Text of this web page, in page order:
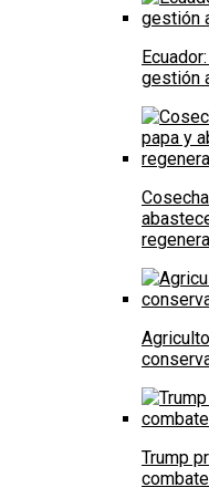
gestión
Trump